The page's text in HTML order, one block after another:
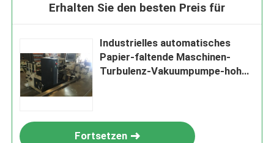
Erhalten Sie den besten Preis für
Industrielles automatisches
Papier-faltende Maschinen-
Turbulenz-Vakuumpumpe-hohe
Fortsetzen